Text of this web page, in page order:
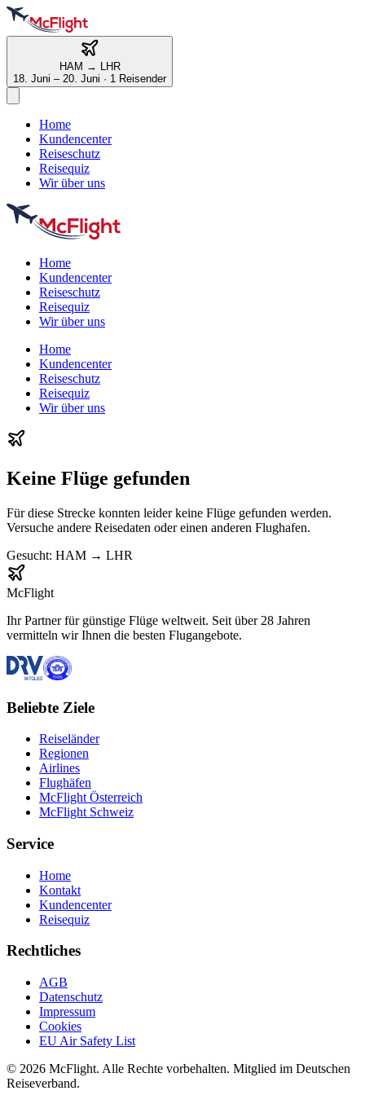
HAM → LHR
18. Juni – 20. Juni · 1 Reisender
Home
Kundencenter
Reiseschutz
Reisequiz
Wir über uns
Home
Kundencenter
Reiseschutz
Reisequiz
Wir über uns
Home
Kundencenter
Reiseschutz
Reisequiz
Wir über uns
Keine Flüge gefunden
Für diese Strecke konnten leider keine Flüge gefunden werden.
Versuche andere Reisedaten oder einen anderen Flughafen.
Gesucht: HAM → LHR
McFlight
Ihr Partner für günstige Flüge weltweit. Seit über 28 Jahren
vermitteln wir Ihnen die besten Flugangebote.
Beliebte Ziele
Reiseländer
Regionen
Airlines
Flughäfen
McFlight Österreich
McFlight Schweiz
Service
Home
Kontakt
Kundencenter
Reisequiz
Rechtliches
AGB
Datenschutz
Impressum
Cookies
EU Air Safety List
© 2026 McFlight. Alle Rechte vorbehalten. Mitglied im Deutschen
Reiseverband.